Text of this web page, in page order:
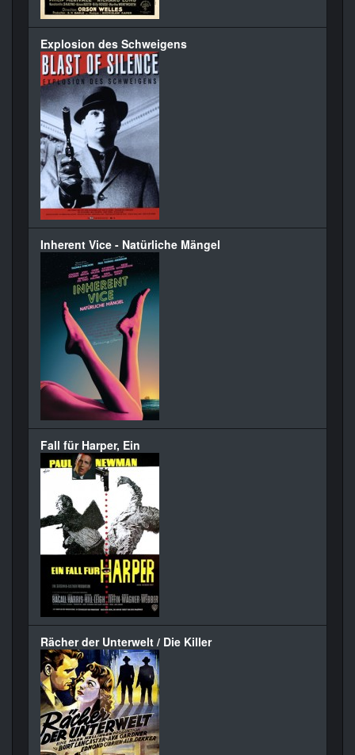
Explosion des Schweigens
Inherent Vice - Natürliche Mängel
Fall für Harper, Ein
Rächer der Unterwelt / Die Killer